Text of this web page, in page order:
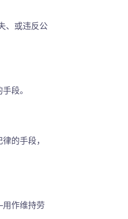
、或违反公
段。
的手段，
作维持劳